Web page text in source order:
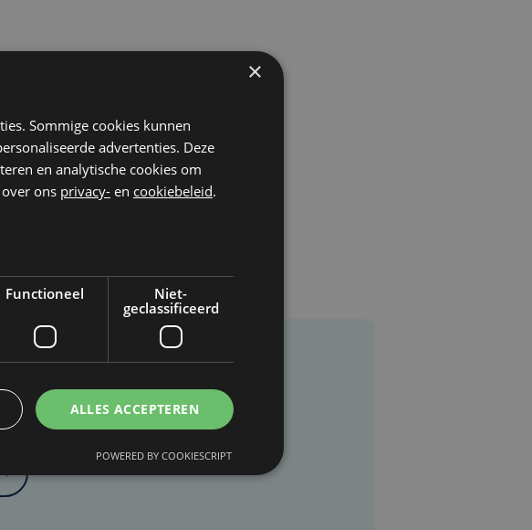
in dit artikel?
×
Sommige cookies kunnen
advertenties. Deze
en analytische cookies om
ons privacy- en cookiebeleid.
Functioneel
Niet-
geclassificeerd
ALLES ACCEPTEREN
POWERED BY COOKIESCRIPT